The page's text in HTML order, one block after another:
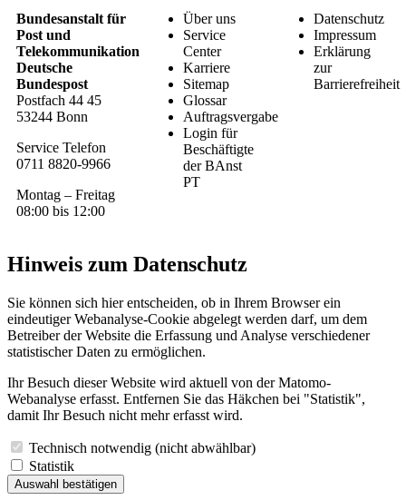
Bundesanstalt für
Post und
Telekommunikation
Deutsche
Bundespost
Postfach 44 45
53244 Bonn
Service Telefon
0711 8820-9966
Montag – Freitag
08:00 bis 12:00
Über uns
Service
Center
Karriere
Sitemap
Glossar
Auftragsvergabe
Login für
Beschäftigte
der BAnst
PT
Datenschutz
Impressum
Erklärung
zur
Barrierefreiheit
Hinweis zum Datenschutz
Sie können sich hier entscheiden, ob in Ihrem Browser ein
eindeutiger Webanalyse-Cookie abgelegt werden darf, um dem
Betreiber der Website die Erfassung und Analyse verschiedener
statistischer Daten zu ermöglichen.
Ihr Besuch dieser Website wird aktuell von der Matomo-
Webanalyse erfasst. Entfernen Sie das Häkchen bei "Statistik",
damit Ihr Besuch nicht mehr erfasst wird.
Technisch notwendig (nicht abwählbar)
Statistik
Auswahl bestätigen